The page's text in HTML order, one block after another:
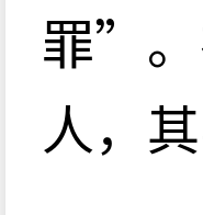
罪”。
人，